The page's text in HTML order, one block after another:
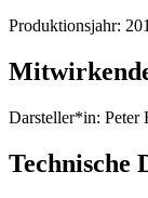
Produktionsjahr:
Darsteller*in: Peter
Technische